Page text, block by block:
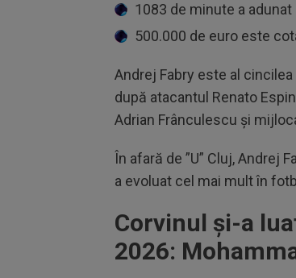
1083 de minute a
500.000 de euro este
Andrej Fabry este al
după atacantul Renato
Adrian Frânculescu și
În afară de ”U” Cluj, Andrej
a evoluat cel mai mult în
Corvinul și-a
2026: